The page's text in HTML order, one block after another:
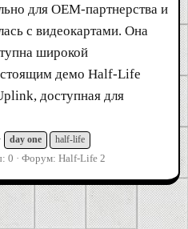
для OEM-партнерства и
с видеокартами. Она
широкой
демо Half-Life
доступная для
day one
half-life
0 Форум: Half-Life 2